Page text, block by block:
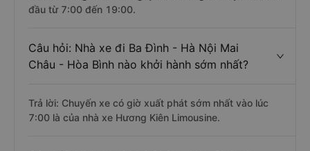
đầu từ 7:00 đến 19:00.
Câu hỏi: Nhà xe đi Ba Đình - Hà Nội Mai
Châu - Hòa Bình nào khởi hành sớm nhất?
Trả lời: Chuyến xe có giờ xuất phát sớm nhất vào lúc
7:00 là của nhà xe Hương Kiên Limousine.